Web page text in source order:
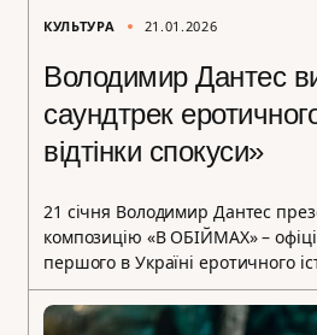
КУЛЬТУРА 21.01.2026
Володимир Дантес
саундтрек
відтінки спокуси»
21 січня Володимир Дантес
композицію «В ОБІЙМАХ» –
першого в Україні еротичного